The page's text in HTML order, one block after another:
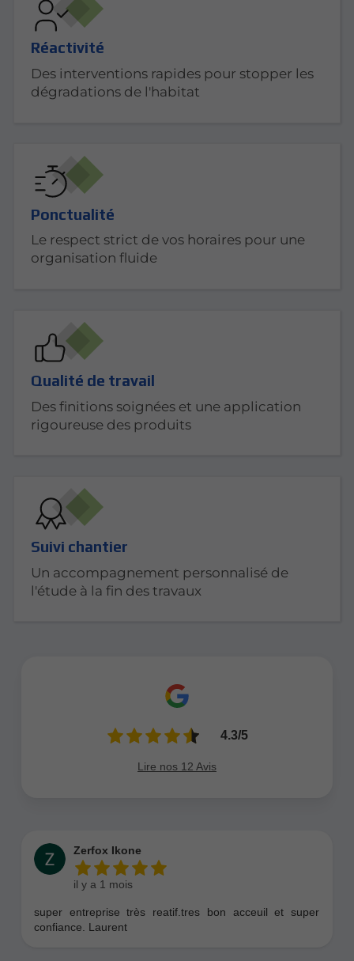
Réactivité
Des interventions rapides pour stopper les
dégradations de l'habitat
Ponctualité
Le respect strict de vos horaires pour une
organisation fluide
Qualité de travail
Des finitions soignées et une application
rigoureuse des produits
Suivi chantier
Un accompagnement personnalisé de
l'étude à la fin des travaux